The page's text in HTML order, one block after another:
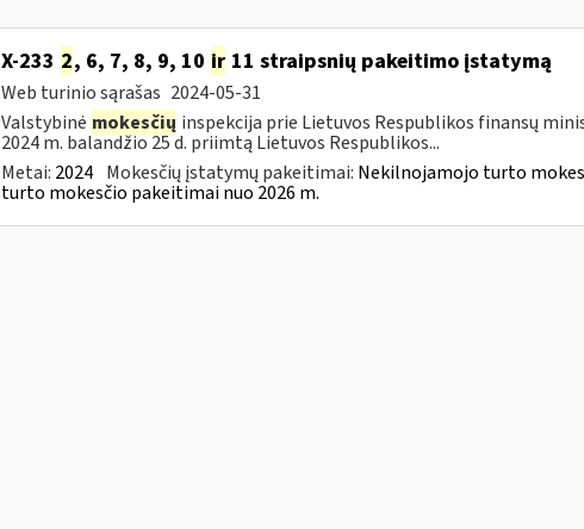
X-233 2, 6, 7, 8, 9, 10 ir11 straipsnių pakeitimo įstatymą
Web turinio sąrašas 2024-05-31
Valstybinė mokesčių inspekcija prie Lietuvos Respublikos finansų
2024 m. balandžio 25 d. priimtą Lietuvos Respublikos...
Metai: 2024 Mokesčių įstatymų pakeitimai: Nekilnojamojo turto
turto mokesčio pakeitimai nuo 2026 m.